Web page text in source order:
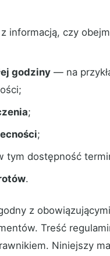
informacją, czy
godziny— na
;
;
tym dostępność
.
z
Treść
Niniejszy